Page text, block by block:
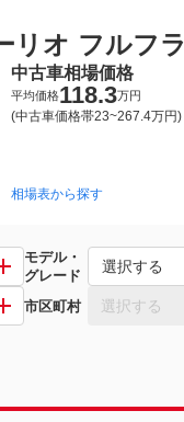
リオ フルフ
2013年12月~2015年3月（
中古車相場価格
平均価格118.3万円
(中古車価格帯23~267.4万円)
相場表から探す
リオ
モデル・
グレード
選択する
市区町村 選択する